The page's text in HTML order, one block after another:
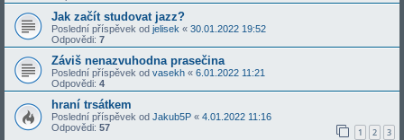
Jak začít studovat jazz?
Poslední příspěvek od jelisek « 30.01.2022 19:52
Odpovědi: 7
Záviš nenazvuhodna prasečina
Poslední příspěvek od vasekh « 6.01.2022 11:21
Odpovědi: 4
hraní trsátkem
Poslední příspěvek od Jakub5P « 4.01.2022 11:16
Odpovědi: 57 1 2 3